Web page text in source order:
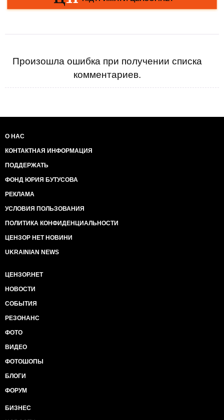
Произошла ошибка при получении списка
комментариев.
О НАС
КОНТАКТНАЯ ИНФОРМАЦИЯ
ПОДДЕРЖАТЬ
ФОНД ЮРИЯ БУТУСОВА
РЕКЛАМА
УСЛОВИЯ ПОЛЬЗОВАНИЯ
ПОЛИТИКА КОНФИДЕНЦИАЛЬНОСТИ
ЦЕНЗОР НЕТ НОВИНИ
UKRAINIAN NEWS
ЦЕНЗОР.НЕТ
НОВОСТИ
СОБЫТИЯ
РЕЗОНАНС
ФОТО
ВИДЕО
ФОТОШОПЫ
БЛОГИ
ФОРУМ
БИЗНЕС